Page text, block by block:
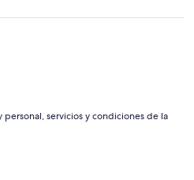
personal, servicios y condiciones de la